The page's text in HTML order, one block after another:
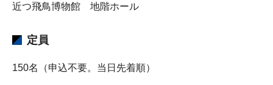
近つ飛鳥博物館 地階ホール
定員
150名（申込不要。当日先着順）